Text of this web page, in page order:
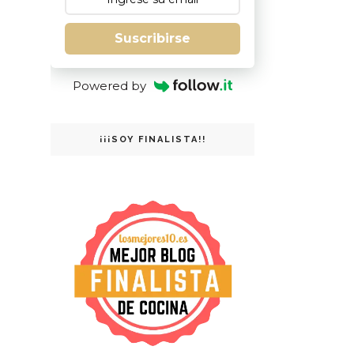
Suscribirse
Powered by
¡¡¡SOY FINALISTA!!